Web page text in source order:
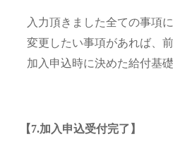
入力頂きました全ての事項
変更したい事項があれば、
加入申込時に決めた給付基
【7.加入申込受付完了】